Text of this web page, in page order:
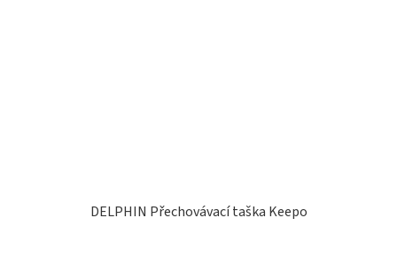
DELPHIN Přechovávací taška Keepo